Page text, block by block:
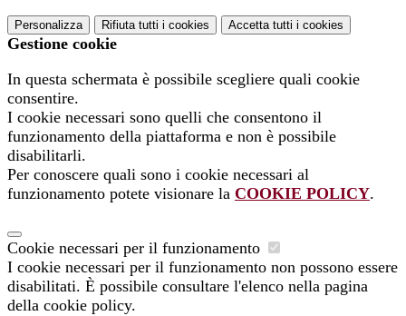
Personalizza Rifiuta tutti i cookies Accetta tutti i cookies
Gestione cookie
In questa schermata è possibile scegliere quali cookie
consentire.
I cookie necessari sono quelli che consentono il
funzionamento della piattaforma e non è possibile
disabilitarli.
Per conoscere quali sono i cookie necessari al
funzionamento potete visionare la COOKIE POLICY.
Cookie necessari per il funzionamento
I cookie necessari per il funzionamento non possono essere
disabilitati. È possibile consultare l'elenco nella pagina
della cookie policy.